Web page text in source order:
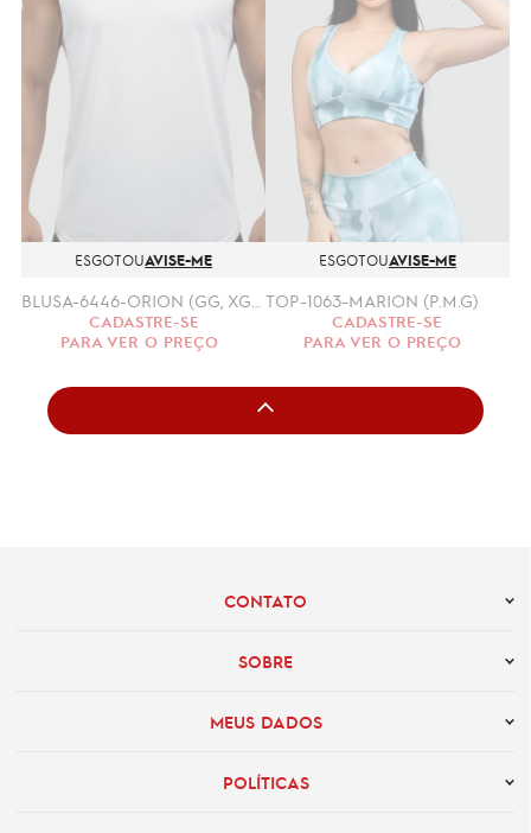
ESGOTOUAVISE-ME
CADASTRE-SE
PARA VER O PREÇO
ESGOTOUAVISE-ME
TOP-1063-MARION (P.M.G)
CADASTRE-SE
PARA VER O PREÇO
CONTATO
SOBRE
MEUS DADOS
POLÍTICAS